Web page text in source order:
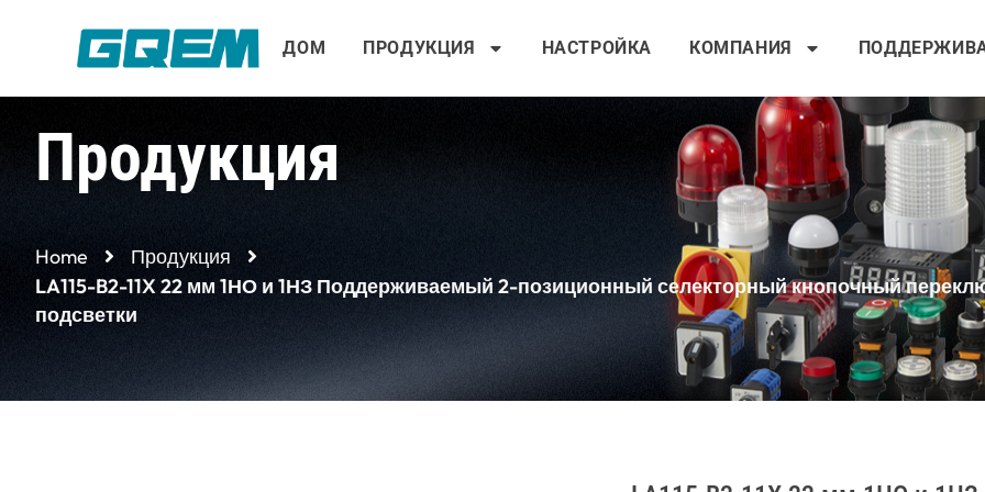
содержимому
ДОМ ПРОДУКЦИЯ НАСТРОЙКА КОМПАНИЯ
Продукция
Home
Продукция
LA115-B2-11X 22 мм 1НО и 1НЗ Поддерживаемый 2-позиционный селекторный кнопочный
подсветки